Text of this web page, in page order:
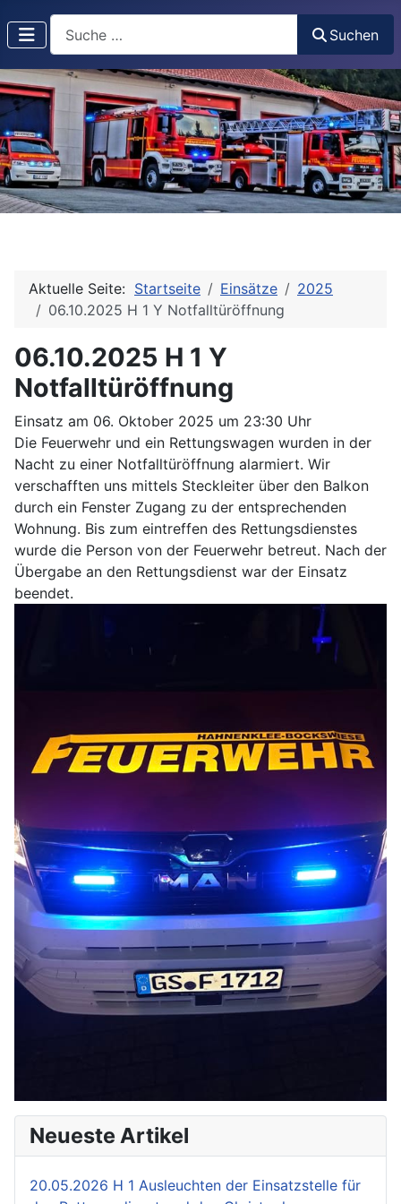
Suchen
Aktuelle Seite: Startseite Einsätze
2025
06.10.2025 H 1 Y Notfalltüröffnung
06.10.2025 H 1 Y
Notfalltüröffnung
Einsatz am 06. Oktober 2025 um 23:30 Uhr
Die Feuerwehr und ein Rettungswagen wurden in der
Nacht zu einer Notfalltüröffnung alarmiert. Wir
verschafften uns mittels Steckleiter über den Balkon
durch ein Fenster Zugang zu der entsprechenden
Wohnung. Bis zum eintreffen des Rettungsdienstes
wurde die Person von der Feuerwehr betreut. Nach der
Übergabe an den Rettungsdienst war der Einsatz
beendet.
Neueste Artikel
20.05.2026 H 1 Ausleuchten der Einsatzstelle für